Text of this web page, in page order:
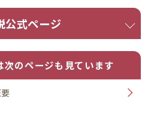
公式ページ
次のページも見ています